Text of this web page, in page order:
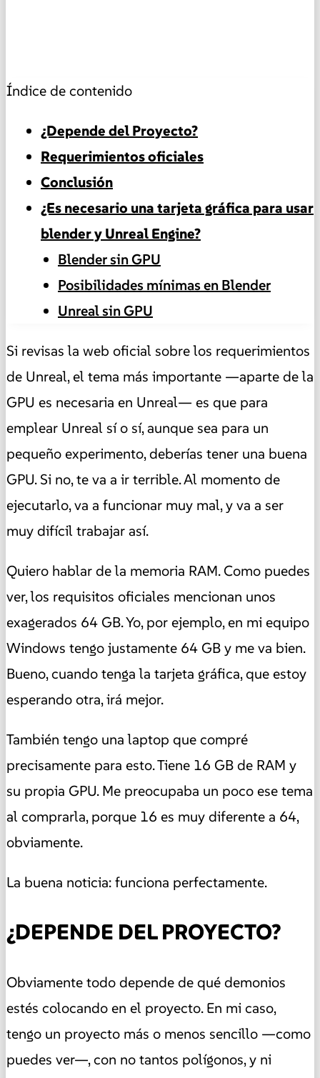
Índice de contenido
¿Depende del Proyecto?
Requerimientos oficiales
Conclusión
¿Es necesario una tarjeta gráfica para usar
blender y Unreal Engine?
Blender sin GPU
Posibilidades mínimas en Blender
Unreal sin GPU
Si revisas la web oficial sobre los requerimientos
de Unreal, el tema más importante —aparte de la
GPU es necesaria en Unreal— es que para
emplear Unreal sí o sí, aunque sea para un
pequeño experimento, deberías tener una buena
GPU. Si no, te va a ir terrible. Al momento de
ejecutarlo, va a funcionar muy mal, y va a ser
muy difícil trabajar así.
Quiero hablar de la memoria RAM. Como puedes
ver, los requisitos oficiales mencionan unos
exagerados 64 GB. Yo, por ejemplo, en mi equipo
Windows tengo justamente 64 GB y me va bien.
Bueno, cuando tenga la tarjeta gráfica, que estoy
esperando otra, irá mejor.
También tengo una laptop que compré
precisamente para esto. Tiene 16 GB de RAM y
su propia GPU. Me preocupaba un poco ese tema
al comprarla, porque 16 es muy diferente a 64,
obviamente.
La buena noticia: funciona perfectamente.
¿DEPENDE DEL PROYECTO?
Obviamente todo depende de qué demonios
estés colocando en el proyecto. En mi caso,
tengo un proyecto más o menos sencillo —como
puedes ver—, con no tantos polígonos, y ni